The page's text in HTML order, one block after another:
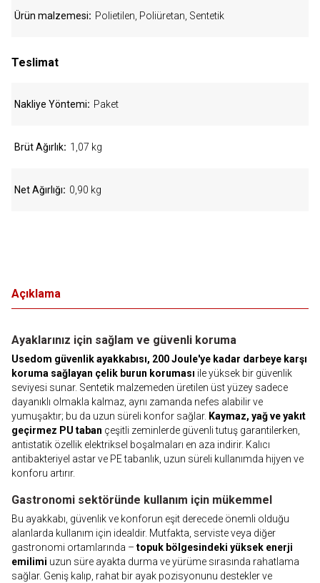
Açıklama
Ayaklarınız için sağlam ve güvenli koruma
Usedom güvenlik ayakkabısı, 200 Joule'ye kadar darbeye karşı
koruma sağlayan çelik burun koruması ile yüksek bir güvenlik
seviyesi sunar. Sentetik malzemeden üretilen üst yüzey sadece
dayanıklı olmakla kalmaz, aynı zamanda nefes alabilir ve
yumuşaktır; bu da uzun süreli konfor sağlar. Kaymaz, yağ ve yakıt
geçirmez PU taban çeşitli zeminlerde güvenli tutuş garantilerken,
antistatik özellik elektriksel boşalmaları en aza indirir. Kalıcı
antibakteriyel astar ve PE tabanlık, uzun süreli kullanımda hijyen ve
konforu artırır.
Gastronomi sektöründe kullanım için mükemmel
Bu ayakkabı, güvenlik ve konforun eşit derecede önemli olduğu
alanlarda kullanım için idealdir. Mutfakta, serviste veya diğer
gastronomi ortamlarında – topuk bölgesindeki yüksek enerji
emilimi uzun süre ayakta durma ve yürüme sırasında rahatlama
sağlar. Geniş kalıp, rahat bir ayak pozisyonunu destekler ve
Ürün malzemesi Polietilen, Poliüretan, Sentetik
Teslimat
Nakliye Yöntemi Paket
Brüt Ağırlık 1,07 kg
Net Ağırlığı 0,90 kg